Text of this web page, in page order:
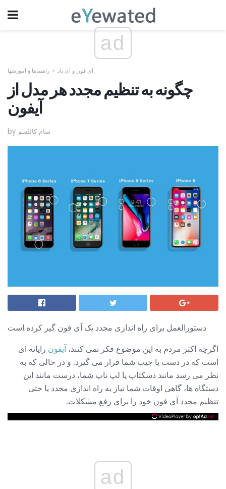
ad
آی فون و آی پاد راهنماها و آموزشها
چگونه به تنظیم مجدد هر مدل از
آیفون
by سام کاللسو
دستورالعمل برای راه اندازی مجدد یک آی فون گیر کرده است
اگرچه اکثر مردم به این موضوع فکر نمی کنند، آیفون رایانه ای
است که در دست یا جیب شما قرار می گیرد. و در حالی که به
نظر می رسد مانند دسکتاپ یا لپ تاپ شما، درست مانند این
دستگاه ها، گاهی اوقات شما نیاز به راه اندازی مجدد یا حتی
تنظیم مجدد آی فون خود را برای رفع مشکلات.
ad